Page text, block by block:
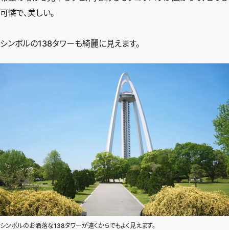
可憐で、美しい。
シンボルの138タワーも綺麗に見えます。
シンボルのお洒落な138タワーが遠くからでもよく見えます。